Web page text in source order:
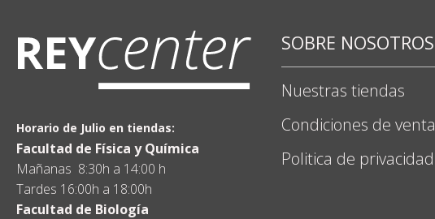
Horario de Julio en tiendas:
Facultad de Física y Química
Mañanas 8:30h a 14:00 h
Tardes 16:00h a 18:00h
Facultad de Biología
SOBRE NOSOTROS
Nuestras tiendas
Condiciones de venta
Politica de privacidad